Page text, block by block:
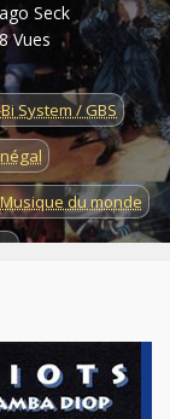
Seck
Vues
System / GBS
du monde